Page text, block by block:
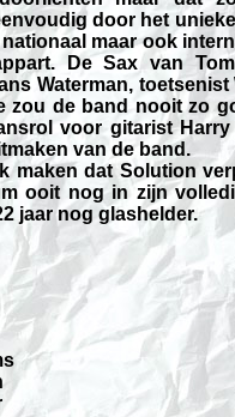
door het
maar ook
De Sax van
Waterman,
zou de band nooit zo
voor gitarist
van de band.
maken dat Solution
ooit nog in zijn
jaar nog glashelder.